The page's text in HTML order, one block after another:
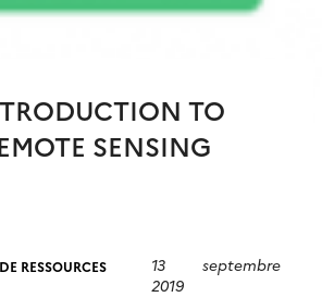
TO
SENSING
RESSOURCES
13 septembre
2019